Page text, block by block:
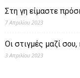
Στη γη είμαστε
7 Απριλίου 2023
Οι στιγμές μαζί
3 Απριλίου 2023